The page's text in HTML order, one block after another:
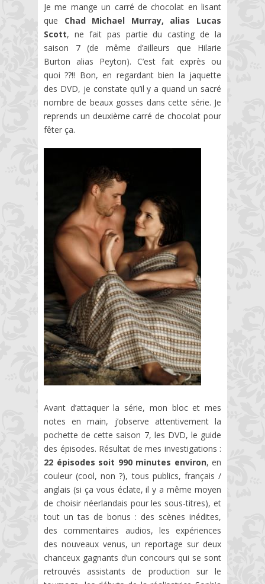
Je me mange un carré de chocolat en lisant
que Chad Michael Murray, alias Lucas
Scott, ne fait pas partie du casting de la
saison 7 (de même d’ailleurs que Hilarie
Burton alias Peyton). C’est fait exprès ou
quoi ??!! Bon, en regardant bien la jaquette
des DVD, je constate qu’il y a quand un sacré
nombre de beaux gosses dans cette série. Je
reprends un deuxième carré de chocolat pour
fêter ça.
Avant d’attaquer la série, mon bloc et mes
notes en main, j’observe attentivement la
pochette de cette saison 7, les DVD, le guide
des épisodes. Résultat de mes investigations :
22 épisodes soit 990 minutes environ, en
couleur (cool, non ?), tous publics, français /
anglais (si ça vous éclate, il y a même moyen
de choisir néerlandais pour les sous-titres), et
tout un tas de bonus : des scènes inédites,
des commentaires audios, les expériences
des nouveaux venus, un reportage sur deux
chanceux gagnants d’un concours qui se sont
retrouvés assistants de production sur le